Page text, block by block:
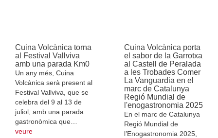
Cuina Volcànica torna
al Festival Vallviva
amb una parada Km0
Un any més, Cuina
Volcànica serà present al
Festival Vallviva, que se
celebra del 9 al 13 de
juliol, amb una parada
gastronòmica que…
veure
Cuina Volcànica porta
el sabor de la Garrotxa
al Castell de Peralada
a les Trobades Comer
La Vanguardia en el
marc de Catalunya
Regió Mundial de
l'enogastronomia 2025
En el marc de Catalunya
Regió Mundial de
l’Enogastronomia 2025,